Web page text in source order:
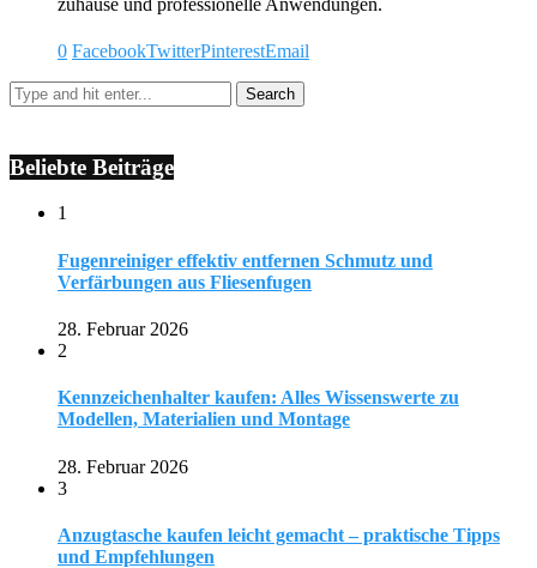
0 FacebookTwitterPinterestEmail
Beliebte Beiträge
1
Fugenreiniger effektiv entfernen Schmutz und
Verfärbungen aus Fliesenfugen
28. Februar 2026
2
Kennzeichenhalter kaufen: Alles Wissenswerte zu
Modellen, Materialien und Montage
28. Februar 2026
3
Anzugtasche kaufen leicht gemacht – praktische Tipps
und Empfehlungen